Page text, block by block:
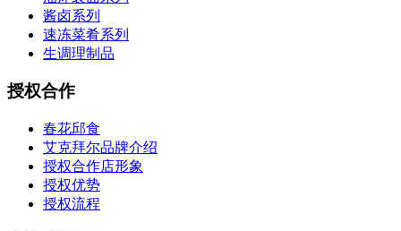
酱卤系列
速冻菜肴系列
生调理制品
授权合作
春花邱食
艾克拜尔品牌介绍
授权合作店形象
授权优势
授权流程